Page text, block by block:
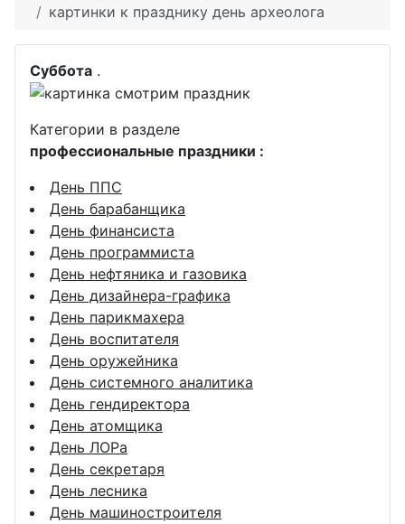
картинки к празднику день археолога
Суббота .
Категории в разделе
профессиональные праздники :
День ППС
День барабанщика
День финансиста
День программиста
День нефтяника и газовика
День дизайнера-графика
День парикмахера
День воспитателя
День оружейника
День системного аналитика
День гендиректора
День атомщика
День ЛОРа
День секретаря
День лесника
День машиностроителя